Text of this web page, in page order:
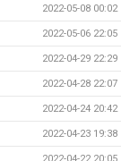
2022-05-08 00:02
2022-05-06 22:05
2022-04-29 22:29
2022-04-28 22:07
2022-04-24 20:42
2022-04-23 19:38